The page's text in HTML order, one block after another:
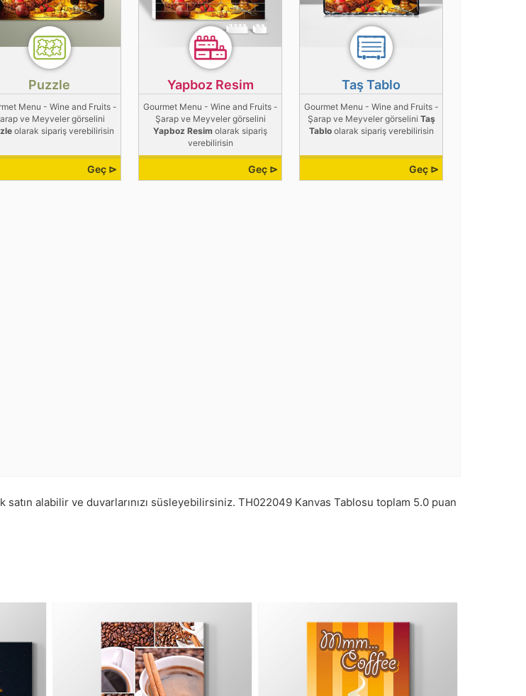
Puzzle
Menu - Wine and Fruits -
ve Meyveler görselini
olarak sipariş verebilirisin
Geç ⊳
Yapboz Resim
Gourmet Menu - Wine and Fruits -
Şarap ve Meyveler görselini
Yapboz Resim olarak sipariş
verebilirisin
Geç ⊳
Taş Tablo
Gourmet Menu - Wine and Fruits -
Şarap ve Meyveler görselini Taş
Tabloolarak sipariş verebilirisin
Geç ⊳
alabilir ve duvarlarınızı süsleyebilirsiniz. TH022049 Kanvas Tablosu toplam 5.0 puan